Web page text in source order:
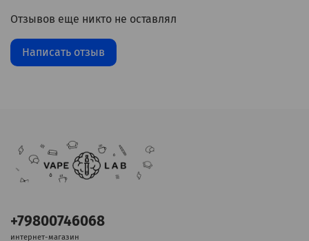
Отзывов еще никто не оставлял
Написать отзыв
+79800746068
интернет-магазин